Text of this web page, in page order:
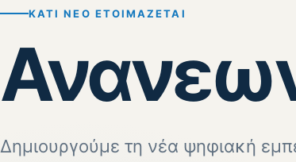
ΚΆΤΙ ΝΈΟ ΕΤΟΙΜΆΖΕΤΑΙ
Δημιουργούμε τη νέα ψηφιακή